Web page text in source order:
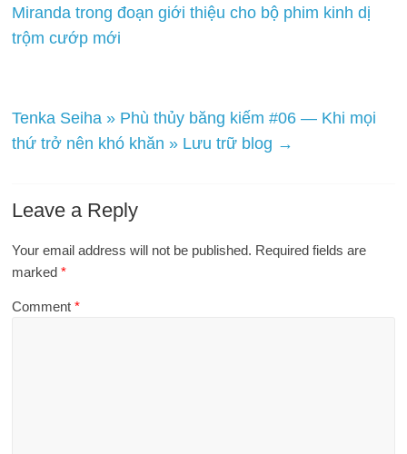
Miranda trong đoạn giới thiệu cho bộ phim kinh dị
trộm cướp mới
Tenka Seiha » Phù thủy băng kiếm #06 — Khi mọi
thứ trở nên khó khăn » Lưu trữ blog →
Leave a Reply
Your email address will not be published. Required fields are
marked*
Comment*